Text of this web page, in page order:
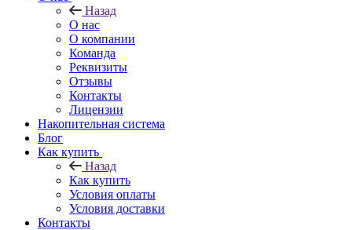
Назад
О нас
О компании
Команда
Реквизиты
Отзывы
Контакты
Лицензии
Накопительная система
Блог
Как купить
Назад
Как купить
Условия оплаты
Условия доставки
Контакты